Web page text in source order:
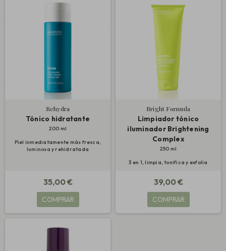
Rehydra
Tónico hidratante
200 ml
Piel inmediatamente más fresca,
luminosa y rehidratada
35,00 €
COMPRAR
Bright Formula
Limpiador tónico
iluminador Brightening
Complex
250 ml
3 en 1, limpia, tonifica y exfolia
39,00 €
COMPRAR